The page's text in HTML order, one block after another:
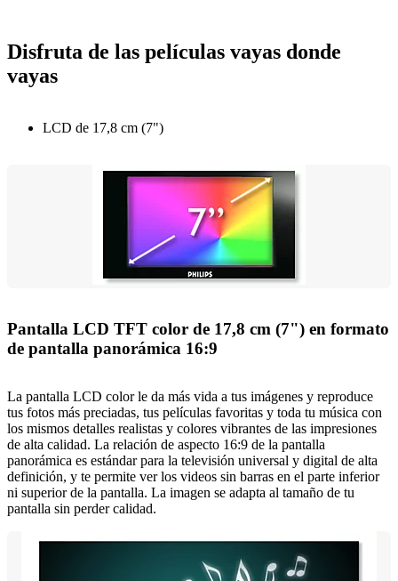
Disfruta de las películas vayas donde
vayas
LCD de 17,8 cm (7")
Pantalla LCD TFT color de 17,8 cm (7") en formato
de pantalla panorámica 16:9
La pantalla LCD color le da más vida a tus imágenes y reproduce
tus fotos más preciadas, tus películas favoritas y toda tu música con
los mismos detalles realistas y colores vibrantes de las impresiones
de alta calidad. La relación de aspecto 16:9 de la pantalla
panorámica es estándar para la televisión universal y digital de alta
definición, y te permite ver los videos sin barras en el parte inferior
ni superior de la pantalla. La imagen se adapta al tamaño de tu
pantalla sin perder calidad.